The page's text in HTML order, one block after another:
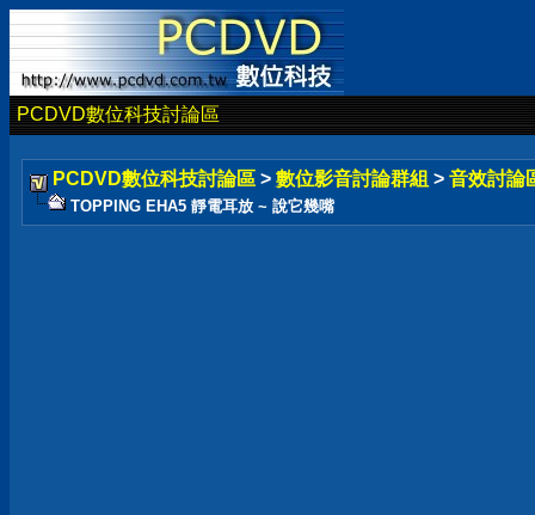
PCDVD數位科技討論區
PCDVD數位科技討論區 > 數位影音討論群組 > 音效討論
TOPPING EHA5 靜電耳放 ~ 說它幾嘴